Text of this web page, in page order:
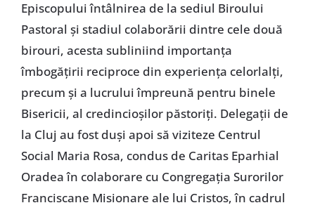
Episcopului întâlnirea de la sediul Biroului
Pastoral şi stadiul colaborării dintre cele două
birouri, acesta subliniind importanţa
îmbogăţirii reciproce din experienţa celorlalţi,
precum şi a lucrului împreună pentru binele
Bisericii, al credincioşilor păstoriţi. Delegaţii de
la Cluj au fost duşi apoi să viziteze Centrul
Social Maria Rosa, condus de Caritas Eparhial
Oradea în colaborare cu Congregaţia Surorilor
Franciscane Misionare ale lui Cristos, în cadrul